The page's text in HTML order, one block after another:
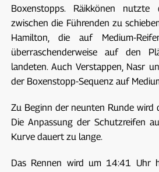
Boxenstopps. Räikkönen nutzte
zwischen die Führenden zu
Hamilton, die auf Medium-
überraschenderweise auf den
landeten. Auch Verstappen, Nasr
der Boxenstopp-Sequenz auf
Zu Beginn der neunten Runde wird
Die Anpassung der Schutzreifen
Kurve dauert zu lange.
Das Rennen wird um 14:41 Uhr